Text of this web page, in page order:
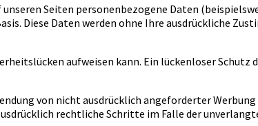
Seiten personenbezogene Daten
Diese Daten werden ohne Ihre ausdrückliche
aufweisen kann. Ein lückenloser Schutz
von nicht ausdrücklich angeforderter Werbung
rechtliche Schritte im Falle der